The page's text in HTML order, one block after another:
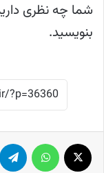
شما چه نظری
بنویسید.